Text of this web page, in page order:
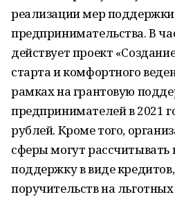
реализации мер поддержки
предпринимательства. В
действует проект
старта и комфортного
рамках на грантовую
предпринимателей в 2021
рублей. Кроме того,
сферы могут рассчитывать
поддержку в виде
поручительств на